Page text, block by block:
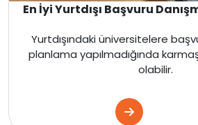
En İyi Yurtdışı Başvuru
Yurtdışındaki üniversitelere
planlama yapılmadığında
olabilir.